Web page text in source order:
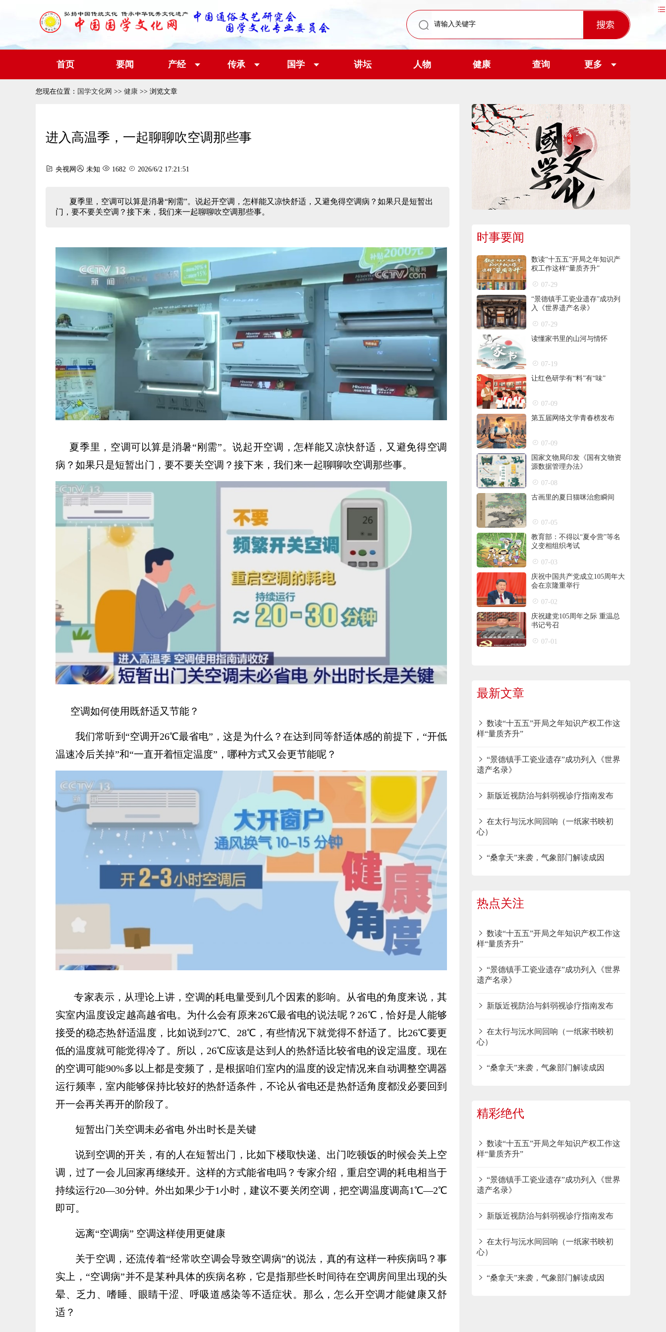
首页 要闻 产经 传承 国学 讲坛 人物 健康 查询 更多
您现在位置： 国学文化网 >> 健康 >> 浏览文章
进入高温季，一起聊聊吹空调那些事
央视网 未知 1682 2026/6/2 17:21:51
夏季里，空调可以算是消暑“刚需”。说起开空调，怎样能又凉快舒适，又避免得空调病？如果只是短暂出
门，要不要关空调？接下来，我们来一起聊聊吹空调那些事。
夏季里，空调可以算是消暑“刚需”。说起开空调，怎样能又凉快舒适，又避免得空调
病？如果只是短暂出门，要不要关空调？接下来，我们来一起聊聊吹空调那些事。
空调如何使用既舒适又节能？
我们常听到“空调开26℃最省电”，这是为什么？在达到同等舒适体感的前提下，“开低
温速冷后关掉”和“一直开着恒定温度”，哪种方式又会更节能呢？
专家表示，从理论上讲，空调的耗电量受到几个因素的影响。从省电的角度来说，其
实室内温度设定越高越省电。为什么会有原来26℃最省电的说法呢？26℃，恰好是人能够
接受的稳态热舒适温度，比如说到27℃、28℃，有些情况下就觉得不舒适了。比26℃要更
低的温度就可能觉得冷了。所以，26℃应该是达到人的热舒适比较省电的设定温度。现在
的空调可能90%多以上都是变频了，是根据咱们室内的温度的设定情况来自动调整空调器
运行频率，室内能够保持比较好的热舒适条件，不论从省电还是热舒适角度都没必要回到
开一会再关再开的阶段了。
短暂出门关空调未必省电 外出时长是关键
说到空调的开关，有的人在短暂出门，比如下楼取快递、出门吃顿饭的时候会关上空
调，过了一会儿回家再继续开。这样的方式能省电吗？专家介绍，重启空调的耗电相当于
持续运行20—30分钟。外出如果少于1小时，建议不要关闭空调，把空调温度调高1℃—2℃
即可。
远离“空调病” 空调这样使用更健康
关于空调，还流传着“经常吹空调会导致空调病”的说法，真的有这样一种疾病吗？事
实上，“空调病”并不是某种具体的疾病名称，它是指那些长时间待在空调房间里出现的头
晕、乏力、嗜睡、眼睛干涩、呼吸道感染等不适症状。那么，怎么开空调才能健康又舒
适？
时事要闻
数读“十五五”开局之年知识产
权工作这样“量质齐升”
07-29
“景德镇手工瓷业遗存”成功列
入《世界遗产名录》
07-29
读懂家书里的山河与情怀
07-19
让红色研学有“料”有“味”
07-09
第五届网络文学青春榜发布
07-09
国家文物局印发《国有文物资
源数据管理办法》
07-08
古画里的夏日猫咪治愈瞬间
07-05
教育部：不得以“夏令营”等名
义变相组织考试
07-03
庆祝中国共产党成立105周年大
会在京隆重举行
07-02
庆祝建党105周年之际 重温总
书记号召
07-01
最新文章
数读“十五五”开局之年知识产权工作这
样“量质齐升”
“景德镇手工瓷业遗存”成功列入《世界
遗产名录》
新版近视防治与斜弱视诊疗指南发布
在太行与沅水间回响（一纸家书映初
心）
“桑拿天”来袭，气象部门解读成因
热点关注
数读“十五五”开局之年知识产权工作这
样“量质齐升”
“景德镇手工瓷业遗存”成功列入《世界
遗产名录》
新版近视防治与斜弱视诊疗指南发布
在太行与沅水间回响（一纸家书映初
心）
“桑拿天”来袭，气象部门解读成因
精彩绝代
数读“十五五”开局之年知识产权工作这
样“量质齐升”
“景德镇手工瓷业遗存”成功列入《世界
遗产名录》
新版近视防治与斜弱视诊疗指南发布
在太行与沅水间回响（一纸家书映初
心）
“桑拿天”来袭，气象部门解读成因